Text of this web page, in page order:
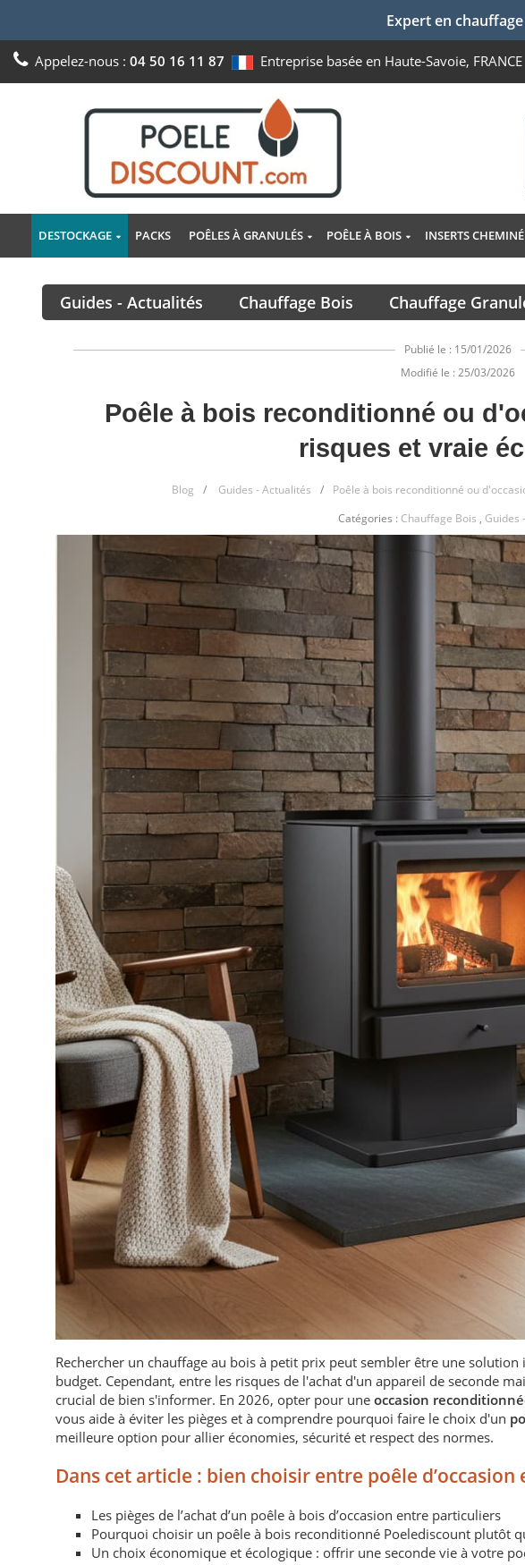
Expert en
Appelez-nous : 04 50 16 11 87 Entreprise basée en Haute-Savoie, FRANCE
DESTOCKAGE PACKS POÊLES À GRANULÉS POÊLE À BOIS INSERTS
Guides - Actualités Chauffage Bois Chauffage
Publié le : 15/01/2026
Modifié le : 25/03/2026
Poêle à bois reconditionné ou
risques et vraie
Blog / Guides - Actualités /
Poêle à bois reconditionné ou
Catégories : Chauffage Bois , Guides
Rechercher un chauffage au bois à petit prix peut sembler être une
budget. Cependant, entre les risques de l'achat d'un appareil de seconde
crucial de bien s'informer. En 2026, opter pour uneoccasion
vous aide à éviter les pièges et à comprendre pourquoi faire le choix d'un
meilleure option pour allier économies, sécurité et respect des normes.
Dans cet article : bien choisir entre poêle
Les pièges de l’achat d’un poêle à bois d’occasion entre particuliers
Pourquoi choisir un poêle à bois reconditionné Poelediscount plutôt
Un choix économique et écologique : offrir une seconde vie à votre